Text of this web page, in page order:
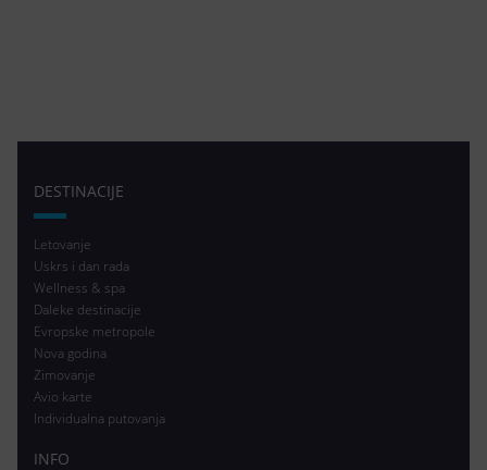
DESTINACIJE
Letovanje
Uskrs i dan rada
Wellness & spa
Daleke destinacije
Evropske metropole
Nova godina
Zimovanje
Avio karte
Individualna putovanja
INFO